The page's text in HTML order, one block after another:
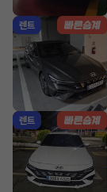
렌트
렌트